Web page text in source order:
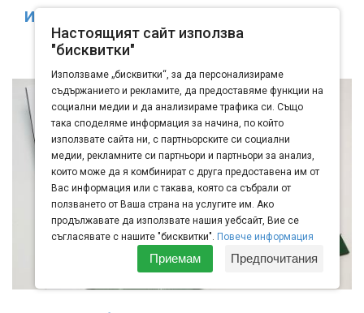
Изработване на стенен работен календар
"Куатро"
Настоящият сайт използва
"бисквитки"
Използваме „бисквитки“, за да персонализираме
съдържанието и рекламите, да предоставяме функции на
социални медии и да анализираме трафика си. Също
така споделяме информация за начина, по който
използвате сайта ни, с партньорските си социални
медии, рекламните си партньори и партньори за анализ,
които може да я комбинират с друга предоставена им от
Вас информация или с такава, която са събрали от
ползването от Ваша страна на услугите им. Ако
продължавате да използвате нашия уебсайт, Вие се
съгласявате с нашите "бисквитки". Повече информация
Приемам Предпочитания